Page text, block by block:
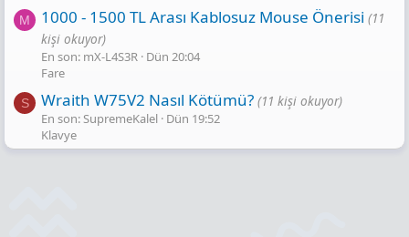
M 1000 - 1500 TL Arası Kablosuz Mouse Önerisi (11
kişi okuyor)
En son: mX-L4S3R Dün 20:04
Fare
S Wraith W75V2 Nasıl Kötümü? (11 kişi okuyor)
En son: SupremeKalel Dün 19:52
Klavye